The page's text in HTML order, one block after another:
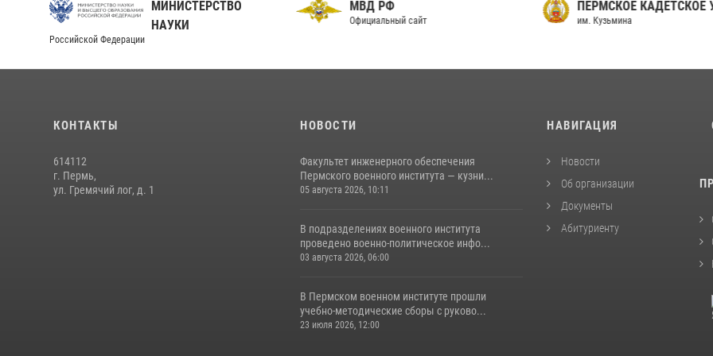
МИНИСТЕРСТВО
НАУКИ
Российской Федерации
МВД РФ
Официальный сайт
ПЕРМСКОЕ КАДЕТСКОЕ
им. Кузьмина
КОНТАКТЫ
614112
г. Пермь,
ул. Гремячий лог, д. 1
НОВОСТИ
Факультет инженерного обеспечения
Пермского военного института — кузни...
05 августа 2026, 10:11
В подразделениях военного института
проведено военно-политическое инфо...
03 августа 2026, 06:00
В Пермском военном институте прошли
учебно-методические сборы с руково...
23 июля 2026, 12:00
НАВИГАЦИЯ
Новости
Об организации
Документы
Абитуриенту